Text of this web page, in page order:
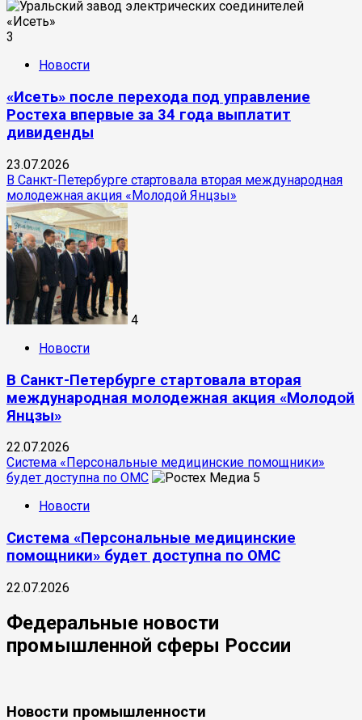
3
Новости
«Исеть» после перехода под управление
Ростеха впервые за 34 года выплатит
дивиденды
23.07.2026
В Санкт-Петербурге стартовала вторая международная
молодежная акция «Молодой Янцзы»
4
Новости
В Санкт-Петербурге стартовала вторая
международная молодежная акция «Молодой
Янцзы»
22.07.2026
Система «Персональные медицинские помощники»
будет доступна по ОМС
5
Новости
Система «Персональные медицинские
помощники» будет доступна по ОМС
22.07.2026
Федеральные новости
промышленной сферы России
Новости промышленности